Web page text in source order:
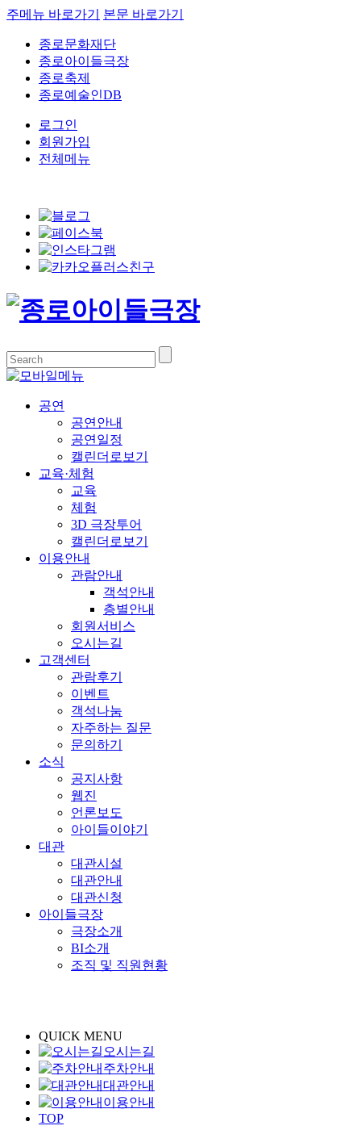
주메뉴 바로가기 본문 바로가기
종로문화재단
종로아이들극장
종로축제
종로예술인DB
로그인
회원가입
전체메뉴
공연
공연안내
공연일정
캘린더로보기
교육·체험
교육
체험
3D 극장투어
캘린더로보기
이용안내
관람안내
객석안내
층별안내
회원서비스
오시는길
고객센터
관람후기
이벤트
객석나눔
자주하는 질문
문의하기
소식
공지사항
웹진
언론보도
아이들이야기
대관
대관시설
대관안내
대관신청
아이들극장
극장소개
BI소개
조직 및 직원현황
QUICK MENU
오시는길
주차안내
대관안내
이용안내
TOP